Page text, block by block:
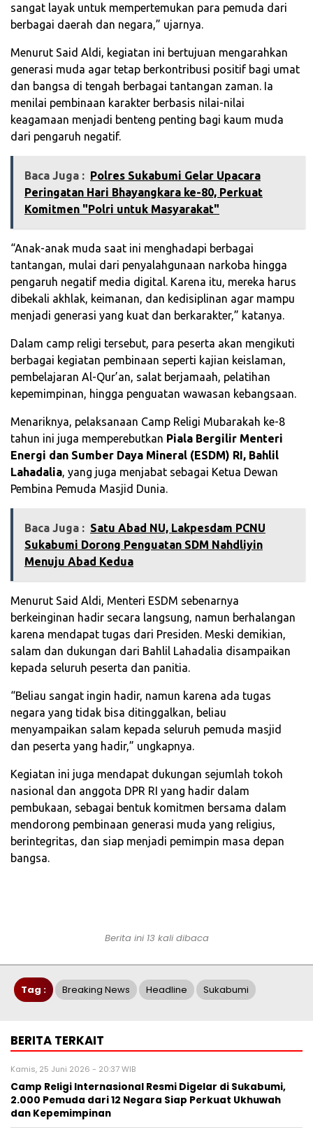
sangat layak untuk mempertemukan para pemuda dari
berbagai daerah dan negara,” ujarnya.
Menurut Said Aldi, kegiatan ini bertujuan mengarahkan
generasi muda agar tetap berkontribusi positif bagi umat
dan bangsa di tengah berbagai tantangan zaman. Ia
menilai pembinaan karakter berbasis nilai-nilai
keagamaan menjadi benteng penting bagi kaum muda
dari pengaruh negatif.
Baca Juga : Polres Sukabumi Gelar Upacara
Peringatan Hari Bhayangkara ke-80, Perkuat
Komitmen "Polri untuk Masyarakat"
“Anak-anak muda saat ini menghadapi berbagai
tantangan, mulai dari penyalahgunaan narkoba hingga
pengaruh negatif media digital. Karena itu, mereka harus
dibekali akhlak, keimanan, dan kedisiplinan agar mampu
menjadi generasi yang kuat dan berkarakter,” katanya.
Dalam camp religi tersebut, para peserta akan mengikuti
berbagai kegiatan pembinaan seperti kajian keislaman,
pembelajaran Al-Qur’an, salat berjamaah, pelatihan
kepemimpinan, hingga penguatan wawasan kebangsaan.
Menariknya, pelaksanaan Camp Religi Mubarakah ke-8
tahun ini juga memperebutkan Piala Bergilir Menteri
Energi dan Sumber Daya Mineral (ESDM) RI, Bahlil
Lahadalia, yang juga menjabat sebagai Ketua Dewan
Pembina Pemuda Masjid Dunia.
Baca Juga : Satu Abad NU, Lakpesdam PCNU
Sukabumi Dorong Penguatan SDM Nahdliyin
Menuju Abad Kedua
Menurut Said Aldi, Menteri ESDM sebenarnya
berkeinginan hadir secara langsung, namun berhalangan
karena mendapat tugas dari Presiden. Meski demikian,
salam dan dukungan dari Bahlil Lahadalia disampaikan
kepada seluruh peserta dan panitia.
“Beliau sangat ingin hadir, namun karena ada tugas
negara yang tidak bisa ditinggalkan, beliau
menyampaikan salam kepada seluruh pemuda masjid
dan peserta yang hadir,” ungkapnya.
Kegiatan ini juga mendapat dukungan sejumlah tokoh
nasional dan anggota DPR RI yang hadir dalam
pembukaan, sebagai bentuk komitmen bersama dalam
mendorong pembinaan generasi muda yang religius,
berintegritas, dan siap menjadi pemimpin masa depan
bangsa.
Berita ini 13 kali dibaca
Tag : Breaking News Headline Sukabumi
BERITA TERKAIT
Kamis, 25 Juni 2026 - 20:37 WIB
Camp Religi Internasional Resmi Digelar di Sukabumi,
2.000 Pemuda dari 12 Negara Siap Perkuat Ukhuwah
dan Kepemimpinan